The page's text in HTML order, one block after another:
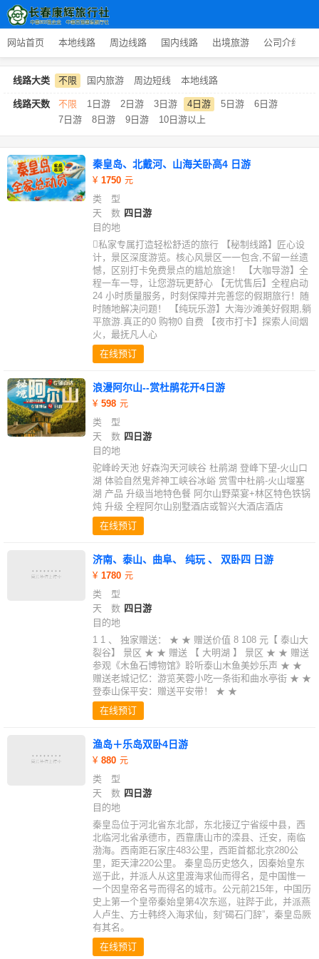
网站首页 本地线路 周边线路 国内线路 出境旅游 公司介绍
线路大类 不限 国内旅游 周边短线 本地线路
线路天数 不限 1日游 2日游 3日游 4日游 5日游
6日游
7日游
8日游 9日游 10日游以上
秦皇岛、北戴河、山海关卧高4 日游
1750
类 型
天 数 四日游
目的地
私家专属打造轻松舒适的旅行 【秘制线路】匠心设
计，景区深度游览。核心风景区一一包含,不留一丝遗
憾，区别打卡免费景点的尴尬旅途！ 【大咖导游】全
程一车一导，让您游玩更舒心 【无忧售后】全程启动
24 小时质量服务，时刻保障并完善您的假期旅行！随
时随地解决问题！ 【纯玩乐游】大海沙滩美好假期,躺
平旅游.真正的0 购物0 自费 【夜市打卡】探索人间烟
火，最抚凡人心
在线预订
浪漫阿尔山--赏杜鹃花开4日游
598
类 型
天 数 四日游
目的地
驼峰岭天池 好森沟天河峡谷 杜鹃湖 登峰下望-火山口
湖 体验自然鬼斧神工峡谷冰峪 赏雪中杜鹃-火山堰塞
湖 产品 升级当地特色餐 阿尔山野菜宴+林区特色铁锅
炖 升级 全程阿尔山别墅酒店或智兴大酒店酒店
在线预订
济南、泰山、曲阜、 纯玩 、 双卧四 日游
1780
类 型
天 数 四日游
目的地
1 1 、 独家赠送： ★ ★ 赠送价值 8 108 元【 泰山大
裂谷】 景区 ★ ★ 赠送 【 大明湖 】 景区 ★ ★ 赠送
参观《木鱼石博物馆》聆听泰山木鱼美妙乐声 ★ ★
赠送老城记忆：游览芙蓉小吃一条街和曲水亭街 ★ ★
登泰山保平安：赠送平安带！ ★ ★
在线预订
渔岛＋乐岛双卧4日游
880
类 型
天 数 四日游
目的地
秦皇岛位于河北省东北部，东北接辽宁省绥中县，西
北临河北省承德市，西靠唐山市的滦县、迁安，南临
渤海。西南距石家庄483公里，西距首都北京280公
里，距天津220公里。 秦皇岛历史悠久，因秦始皇东
巡于此，并派人从这里渡海求仙而得名，是中国惟一
一个因皇帝名号而得名的城市。公元前215年，中国历
史上第一个皇帝秦始皇第4次东巡，驻跸于此，并派燕
人卢生、方士韩终入海求仙，刻“碣石门辞”，秦皇岛厥
有其名。
在线预订